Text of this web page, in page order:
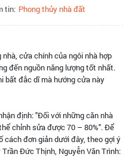
tin: Phong thủy nhà đất
cửa chính của ngôi nhà hợp
đến nguồn năng lượng tốt nhất.
bất đắc dĩ mà hướng cửa này
định: "Đối với những căn nhà
chỉnh sửa được 70 – 80%". Để
cách đơn giản dưới đây, theo gợi ý
Đức Thịnh, Nguyễn Văn Trình: